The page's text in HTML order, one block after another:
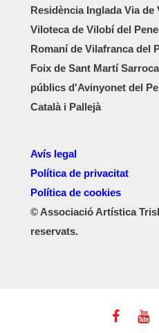
Residència Inglada Via de
Viloteca de Vilobí del
Romaní de Vilafranca del
Foix de Sant Martí
públics d'Avinyonet del
Català i Pallejà
Avís legal
Política de privacitat
Política de cookies
© Associació Artística
reservats.